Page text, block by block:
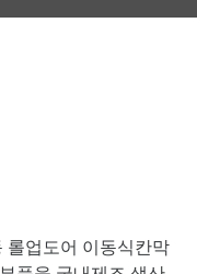
롤업도어 이동식칸막